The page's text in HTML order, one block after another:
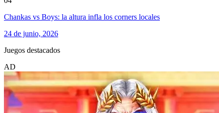
Chankas vs Boys: la altura infla los corners locales
24 de junio, 2026
Juegos destacados
AD